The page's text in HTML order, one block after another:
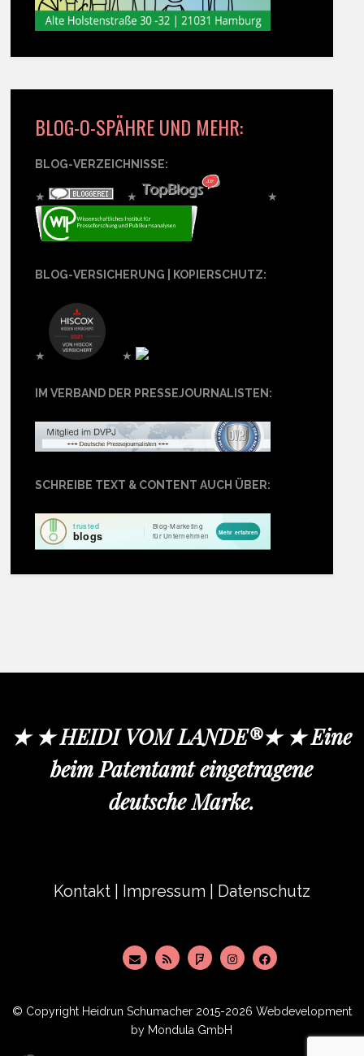
BLOG-O-SPÄHRE UND MEHR:
BLOG-VERZEICHNISSE:
★ ★ ★
BLOG-VERSICHERUNG | KOPIERSCHUTZ:
★ ★
IM VERBAND DER PRESSEJOURNALISTEN:
SCHREIBE TEXT & CONTENT AUCH ÜBER:
★ ★ HEIDI VOM LANDE®★ ★ Eine
beim Patentamt eingetragene
deutsche Marke.
Kontakt Impressum Datenschutz
© Copyright Heidrun Schumacher 2015-2026 Webdevelopment
by Mondula GmbH